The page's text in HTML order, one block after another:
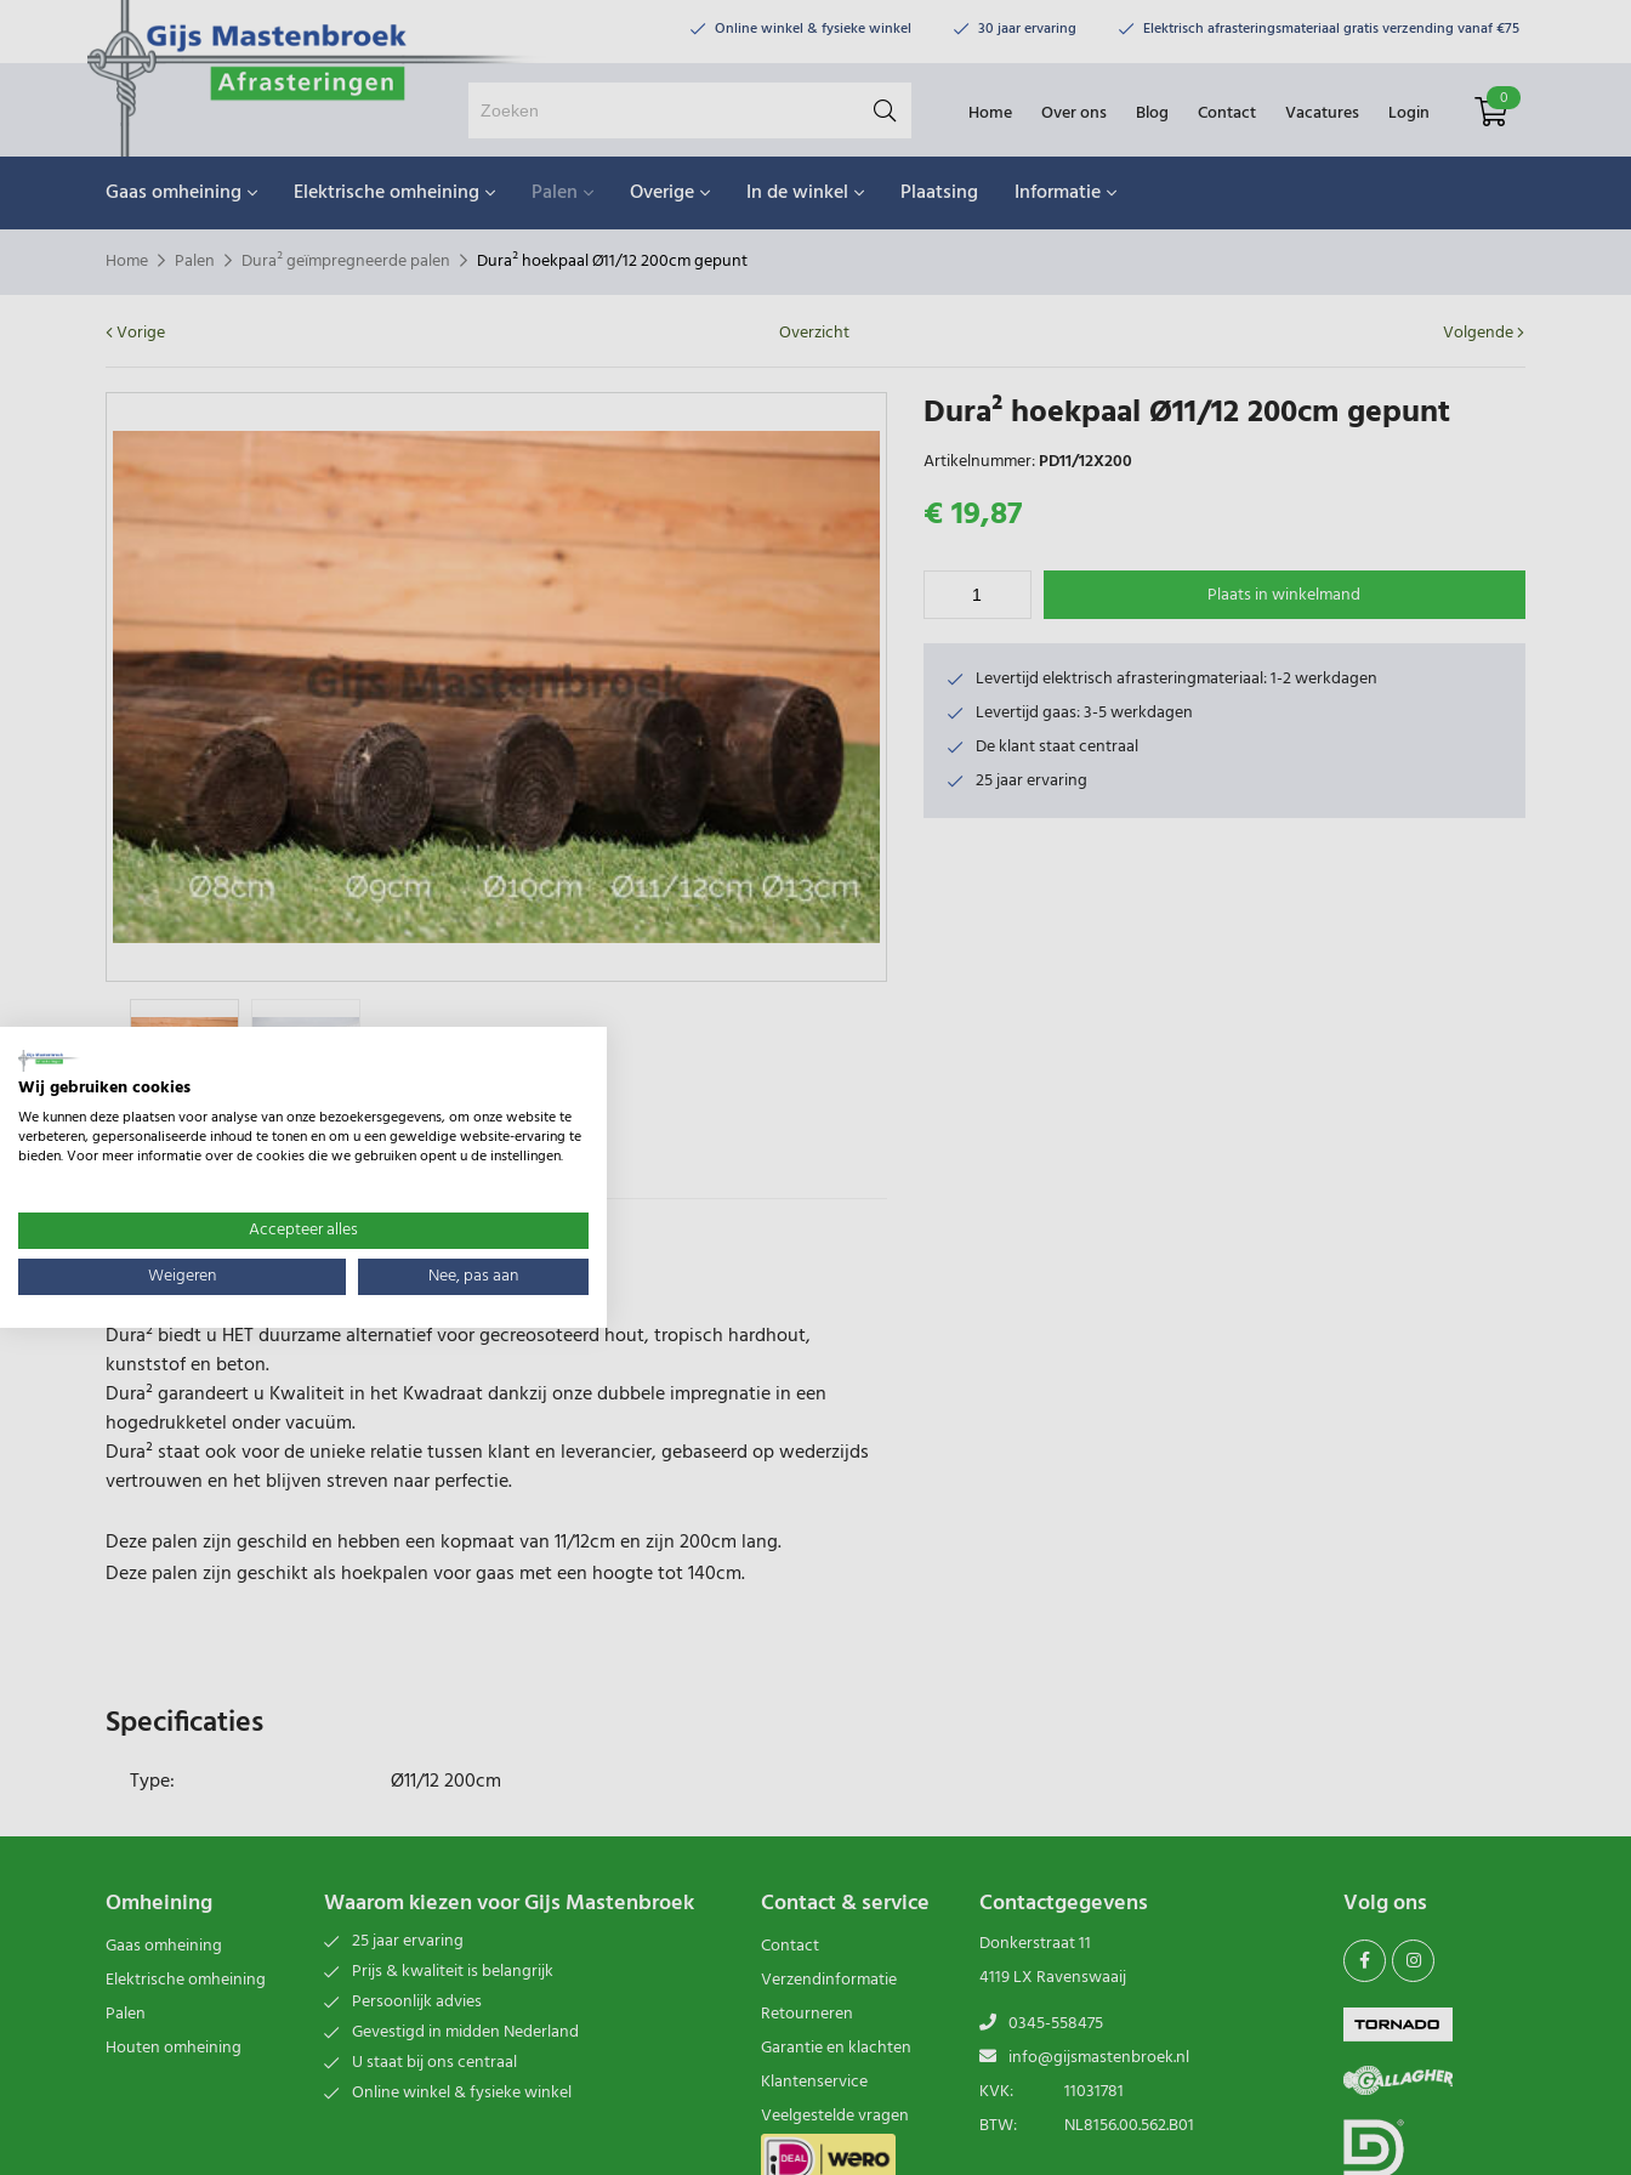
Online winkel & fysieke winkel 30 jaar ervaring Elektrisch afrasteringsmateriaal gratis verzending vanaf €75
0
Login
Home Over ons Blog Contact Vacatures
Gaas omheining Elektrische omheining Palen Overige In de winkel Plaatsing Informatie
Home Palen Dura² geïmpregneerde palen Dura² hoekpaal Ø11/12 200cm gepunt
Vorige Overzicht Volgende
Productomschrijving
Dura²: dubbele behandeling, kwaliteit in het kwadraat
Dura² biedt u HET duurzame alternatief voor gecreosoteerd hout, tropisch hardhout,
kunststof en beton.
Dura² garandeert u Kwaliteit in het Kwadraat dankzij onze dubbele impregnatie in een
hogedrukketel onder vacuüm.
Dura² staat ook voor de unieke relatie tussen klant en leverancier, gebaseerd op wederzijds
vertrouwen en het blijven streven naar perfectie.
Deze palen zijn geschild en hebben een kopmaat van 11/12cm en zijn 200cm lang.
Deze palen zijn geschikt als hoekpalen voor gaas met een hoogte tot 140cm.
Specificaties
Type: Ø11/12 200cm
Dura² hoekpaal Ø11/12 200cm gepunt
Artikelnummer:PD11/12X200
€ 19,87
Plaats in winkelmand
Levertijd elektrisch afrasteringmateriaal: 1-2 werkdagen
Levertijd gaas: 3-5 werkdagen
De klant staat centraal
25 jaar ervaring
Omheining
Gaas omheining
Elektrische omheining
Palen
Houten omheining
Waarom kiezen voor Gijs Mastenbroek
25 jaar ervaring
Prijs & kwaliteit is belangrijk
Persoonlijk advies
Gevestigd in midden Nederland
U staat bij ons centraal
Online winkel & fysieke winkel
Contact & service
Contact
Verzendinformatie
Retourneren
Garantie en klachten
Klantenservice
Veelgestelde vragen
Contactgegevens
Donkerstraat 11
4119 LX Ravenswaaij
0345-558475
info@gijsmastenbroek.nl
KVK:
11031781
BTW:
NL8156.00.562.B01
Volg ons
Wij gebruiken cookies
We kunnen deze plaatsen voor analyse van onze bezoekersgegevens, om onze website te
verbeteren, gepersonaliseerde inhoud te tonen en om u een geweldige website-ervaring te
bieden. Voor meer informatie over de cookies die we gebruiken opent u de instellingen.
Accepteer alles
Weigeren
Nee, pas aan